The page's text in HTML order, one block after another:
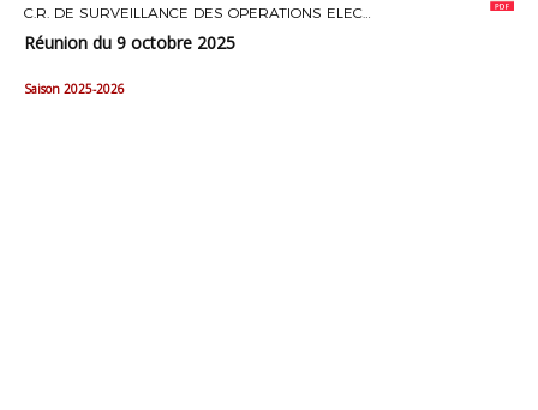
C.R. DE SURVEILLANCE DES OPERATIONS ELECTORALES
Réunion du 9 octobre 2025
Saison 2025-2026